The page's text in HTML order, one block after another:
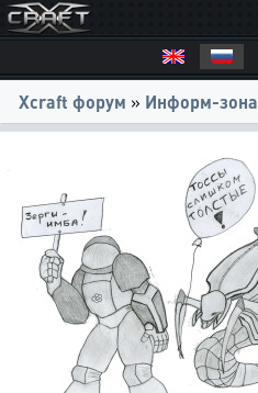
Xcraft форум » Информ-зона